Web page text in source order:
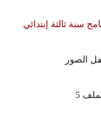
سنة ثالثة إبتدائي
الصور
5